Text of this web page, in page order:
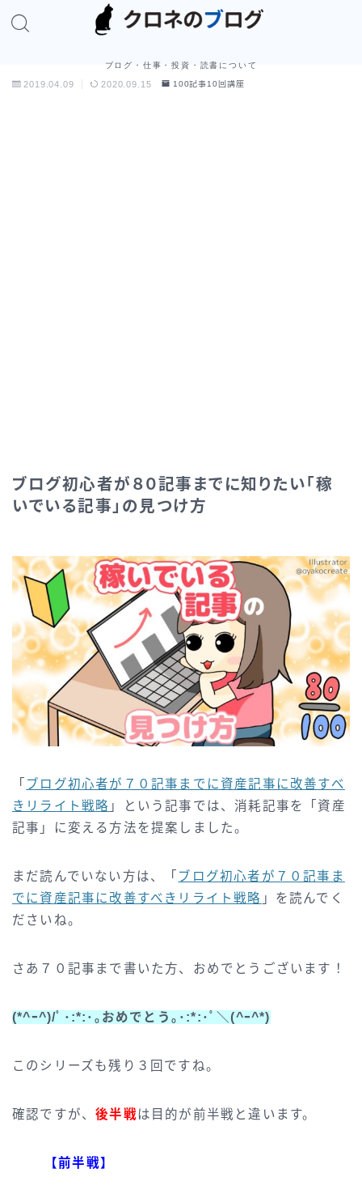
ブログ・仕事・投資・読書について
2019.04.09 2020.09.15 100記事10回講座
ブログ初心者が８０記事までに知りたい「稼
いでいる記事」の見つけ方
「 ブログ初心者が７０記事までに資産記事に改善すべ
きリライト戦略 」という記事では、消耗記事を「資産
記事」に変える方法を提案しました。
まだ読んでいない方は、「 ブログ初心者が７０記事ま
でに資産記事に改善すべきリライト戦略 」を読んでく
ださいね。
さあ７０記事まで書いた方、おめでとうございます！
(*^ｰ^)/ﾟ･:*:･｡おめでとう｡･:*:･ﾟ＼(^ｰ^*)
このシリーズも残り３回ですね。
確認ですが、後半戦は目的が前半戦と違います。
【前半戦】